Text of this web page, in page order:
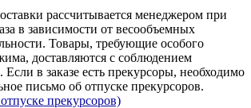
рассчитывается менеджером при
в зависимости от весообъемных
Товары, требующие особого
доставляются с соблюдением
в заказе есть прекурсоры, необходимо
письмо об отпуске прекурсоров.
прекурсоров)